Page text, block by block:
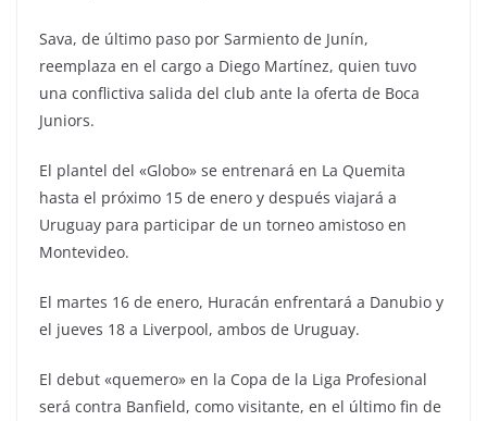
Sava, de último paso por Sarmiento de Junín,
reemplaza en el cargo a Diego Martínez, quien tuvo
una conflictiva salida del club ante la oferta de Boca
Juniors.
El plantel del «Globo» se entrenará en La Quemita
hasta el próximo 15 de enero y después viajará a
Uruguay para participar de un torneo amistoso en
Montevideo.
El martes 16 de enero, Huracán enfrentará a Danubio y
el jueves 18 a Liverpool, ambos de Uruguay.
El debut «quemero» en la Copa de la Liga Profesional
será contra Banfield, como visitante, en el último fin de